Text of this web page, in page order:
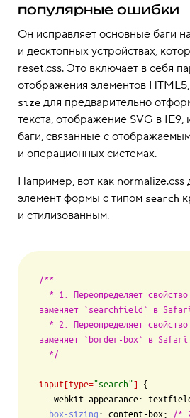
популярные ошибки
Он исправляет основные баги
и десктопных устройствах,
reset.css. Это включает в себя
отображения элементов
size для предварительно
текста, отображение SVG в IE9,
баги, связанные с
и операционных системах.
Например, вот как normalize.css
элемент формы с типом search
и стилизованным.
/**
заменяет `searchfield` в Safari
заменяет `border-box` в Safari
  */
input[type="search"]
{
-webkit-appearance:
box-sizing : content-box;
/*